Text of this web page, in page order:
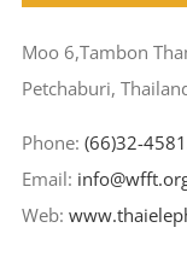
Moo 6,Tambon
Petchaburi,
Phone: (66)32-
Email:
Web: